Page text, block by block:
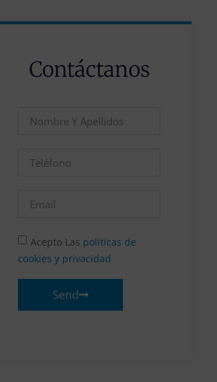
Contáctanos
Acepto Las políticas de
cookies y privacidad
Send